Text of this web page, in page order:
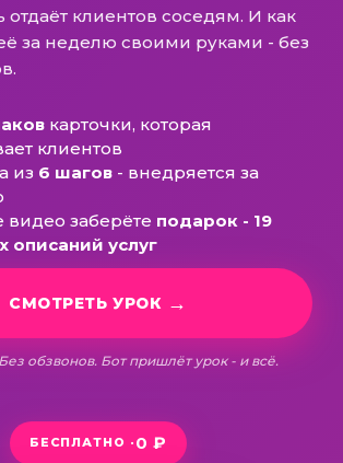
клиентов соседям. И как
за неделю своими руками - без
карточки, которая
клиентов
из 6 шагов - внедряется за
видео заберёте подарок - 19
описаний услуг
СМОТРЕТЬ УРОК
обзвонов. Бот пришлёт урок - и всё.
БЕСПЛАТНО · 0 ₽